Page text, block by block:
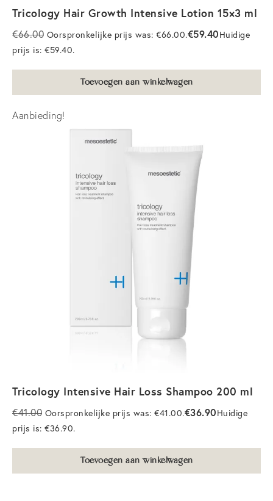
Lippigmentatie opleiding
Powderbrows opleiding
Contact
Veelgestelde vragen
Tricology Hair Growth Intensive Lotion 15×3 ml
€66.00 Oorspronkelijke prijs was: €66.00.€59.40Huidige
prijs is: €59.40.
Toevoegen aan winkelwagen
Aanbieding!
Tricology Intensive Hair Loss Shampoo 200 ml
€41.00 Oorspronkelijke prijs was: €41.00.€36.90Huidige
prijs is: €36.90.
Toevoegen aan winkelwagen